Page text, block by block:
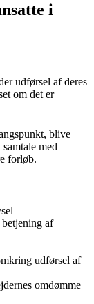
i
udførsel af deres
om det er
blive
med
forløb.
af
udførsel af
omdømme